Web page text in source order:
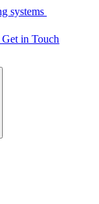
systems
in Touch